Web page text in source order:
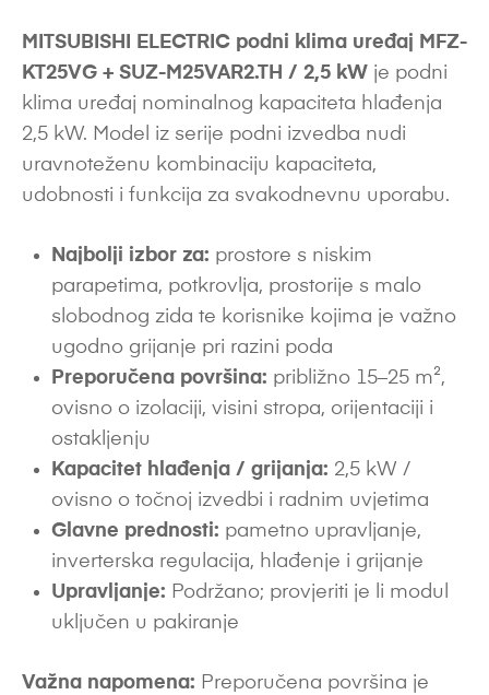
MITSUBISHI ELECTRIC podni klima uređaj MFZ-
KT25VG + SUZ-M25VAR2.TH / 2,5 kW je podni
klima uređaj nominalnog kapaciteta hlađenja
2,5 kW. Model iz serije podni izvedba nudi
uravnoteženu kombinaciju kapaciteta,
udobnosti i funkcija za svakodnevnu uporabu.
Najbolji izbor za: prostore s niskim
parapetima, potkrovlja, prostorije s malo
slobodnog zida te korisnike kojima je važno
ugodno grijanje pri razini poda
Preporučena površina: približno 15–25 m²,
ovisno o izolaciji, visini stropa, orijentaciji i
ostakljenju
Kapacitet hlađenja / grijanja: 2,5 kW /
ovisno o točnoj izvedbi i radnim uvjetima
Glavne prednosti: pametno upravljanje,
inverterska regulacija, hlađenje i grijanje
Upravljanje: Podržano; provjeriti je li modul
uključen u pakiranje
Važna napomena: Preporučena površina je